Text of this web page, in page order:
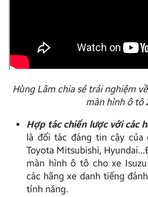
Hùng Lâm chia sẻ trải nghiệm
màn hình ô tô
Hợp tác chiến lược với các
là đối tác đáng tin cậy
Toyota Mitsubishi,
màn hình ô tô cho xe
các hãng xe danh tiếng
tính năng.